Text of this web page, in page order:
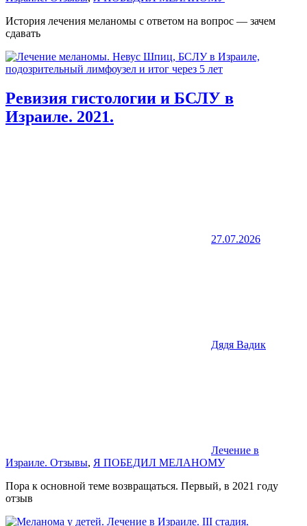
История лечения меланомы с ответом на вопрос — зачем
сдавать
Ревизия гистологии и БСЛУ в
Израиле. 2021.
27.07.2026
Дядя Вадик
Лечение в
Израиле. Отзывы, Я ПОБЕДИЛ МЕЛАНОМУ
Пора к основной теме возвращаться. Первый, в 2021 году
отзыв